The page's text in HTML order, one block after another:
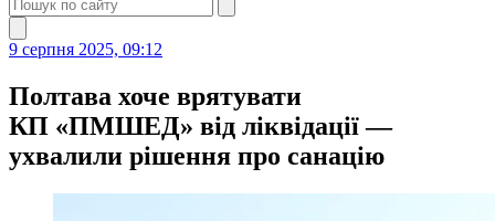
9 серпня 2025, 09:12
Полтава хоче врятувати
КП «ПМШЕД» від ліквідації —
ухвалили рішення про санацію